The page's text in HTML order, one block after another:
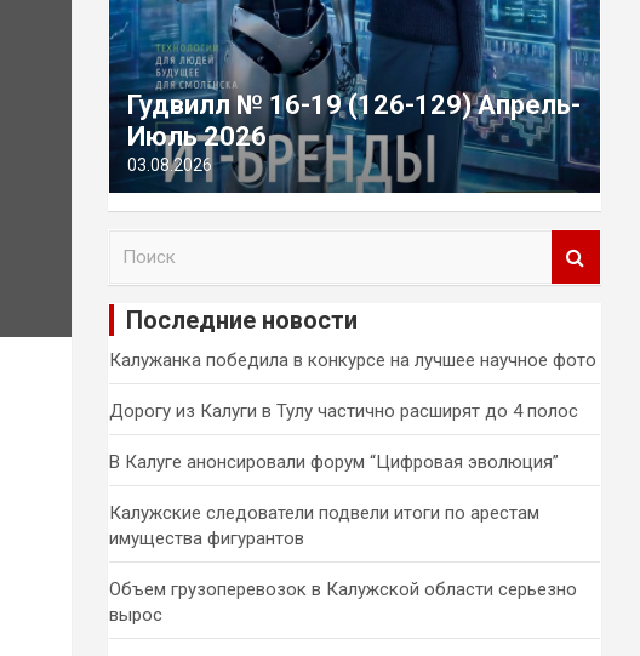
Гудвилл № 16-19 (126-129) Апрель-
Июль 2026
03.08.2026
и
Последние новости
Калужанка победила в конкурсе на лучшее научное фото
Дорогу из Калуги в Тулу частично расширят до 4 полос
В Калуге анонсировали форум “Цифровая эволюция”
Калужские следователи подвели итоги по арестам
имущества фигурантов
Объем грузоперевозок в Калужской области серьезно
вырос